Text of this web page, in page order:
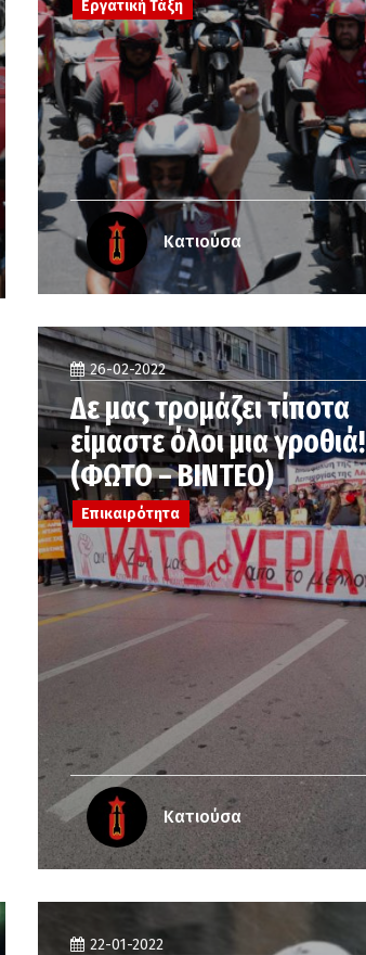
Εργατική Τάξη
Κατιούσα
26-02-2022
Δε μας τρομάζει τίποτα
είμαστε όλοι μια γροθιά!
(ΦΩΤΟ – ΒΙΝΤΕΟ)
Επικαιρότητα
Κατιούσα
22-01-2022